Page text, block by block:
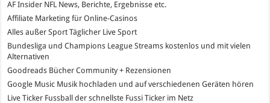
AF Insider NFL News, Berichte, Ergebnisse etc.
Affiliate Marketing für Online-Casinos
Alles außer SportTäglicher Live Sport
Bundesliga und Champions League Streams kostenlos und mit vielen
Alternativen
Goodreads Bücher Community + Rezensionen
Google Music Musik hochladen und auf verschiedenen Geräten hören
Live Ticker Fussball
der schnellste Fussi Ticker im Netz